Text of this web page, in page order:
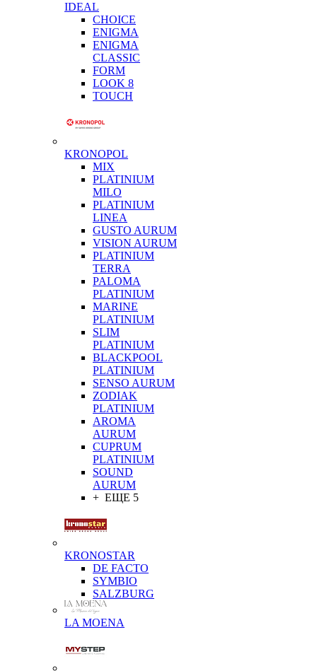
IDEAL
CHOICE
ENIGMA
ENIGMA
CLASSIC
FORM
LOOK 8
TOUCH
KRONOPOL
MIX
PLATINIUM
MILO
PLATINIUM
LINEA
GUSTO AURUM
VISION AURUM
PLATINIUM
TERRA
PALOMA
PLATINIUM
MARINE
PLATINIUM
SLIM
PLATINIUM
BLACKPOOL
PLATINIUM
SENSO AURUM
ZODIAK
PLATINIUM
AROMA
AURUM
CUPRUM
PLATINIUM
SOUND
AURUM
+ ЕЩЕ 5
KRONOSTAR
DE FACTO
SYMBIO
SALZBURG
LA MOENA